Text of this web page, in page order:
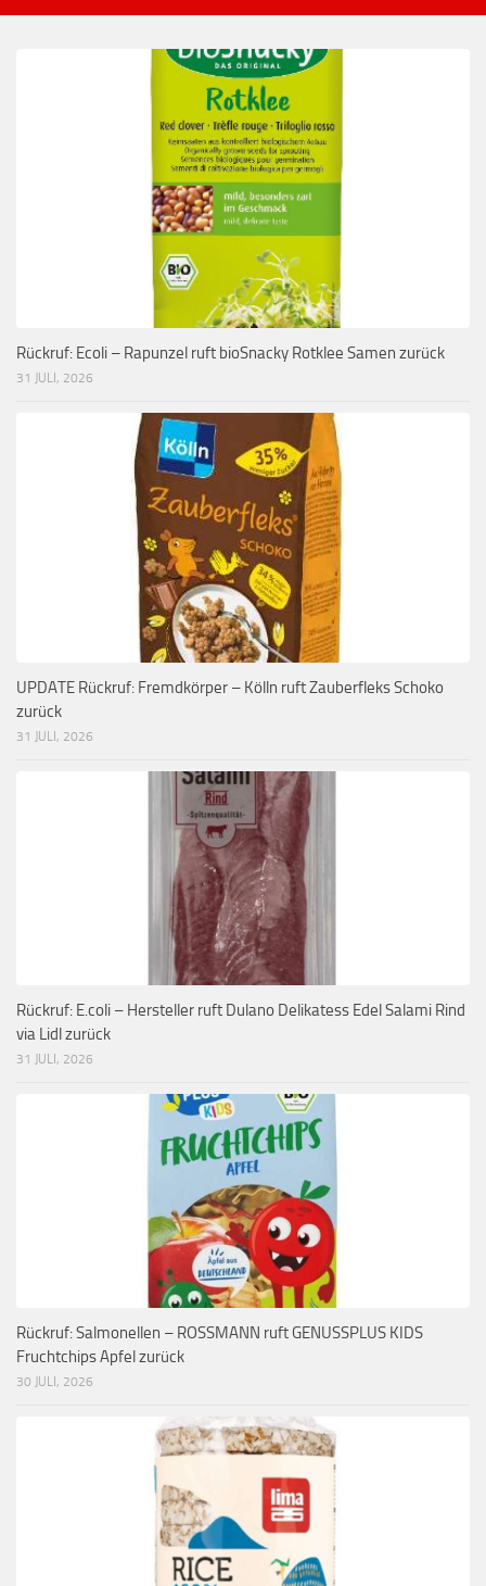
Rückruf: Ecoli – Rapunzel ruft bioSnacky Rotklee Samen zurück
31 JULI, 2026
UPDATE Rückruf: Fremdkörper – Kölln ruft Zauberfleks Schoko
zurück
31 JULI, 2026
Rückruf: E.coli – Hersteller ruft Dulano Delikatess Edel Salami Rind
via Lidl zurück
31 JULI, 2026
Rückruf: Salmonellen – ROSSMANN ruft GENUSSPLUS KIDS
Fruchtchips Apfel zurück
30 JULI, 2026